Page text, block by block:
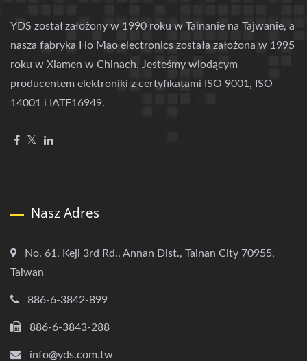
YDS został założony w 1990 roku w Tainanie na Tajwanie, a
nasza fabryka Ho Mao electronics została założona w 1995
roku w Xiamen w Chinach. Jesteśmy wiodącym
producentem elektroniki z certyfikatami ISO 9001, ISO
14001 i IATF16949.
Nasz Adres
No. 61, Keji 3rd Rd., Annan Dist., Tainan City 70955,
Taiwan
886-6-3842-899
886-6-3843-288
info@yds.com.tw